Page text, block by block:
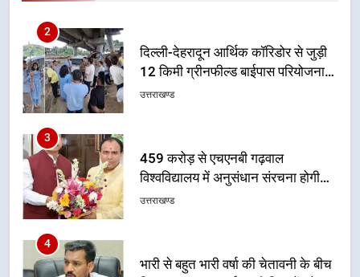
नहींः डीएम
3
459 करोड़ से एचएनबी गढ़वाल
विश्वविद्यालय में अनुसंधान संरचना होगी
सुदृढ
उत्तराखण्ड
4
भारी से बहुत भारी वर्षा की चेतावनी के बीच
जिला प्रशासन अलर्ट, सभी विभागों को हाई
अलर्ट पर रहने के निर्देश
उत्तराखण्ड
5
एमडीडीए बोर्ड बैठक में 25 विकास प्रस्तावों